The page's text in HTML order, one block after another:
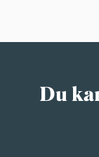
Du